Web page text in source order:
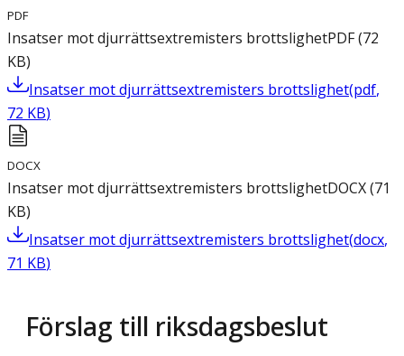
PDF
Insatser mot djurrättsextremisters brottslighetPDF(72
KB)
Insatser mot djurrättsextremisters brottslighet(pdf,
72 KB)
DOCX
Insatser mot djurrättsextremisters brottslighetDOCX(71
KB)
Insatser mot djurrättsextremisters brottslighet(docx,
71 KB)
Förslag till riksdagsbeslut